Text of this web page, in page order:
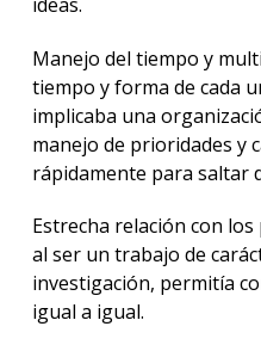
Manejo del tiempo y
tiempo y forma de cada
implicaba una
manejo de prioridades y
rápidamente para saltar
Estrecha relación con
al ser un trabajo de
investigación, permitía
igual a igual.